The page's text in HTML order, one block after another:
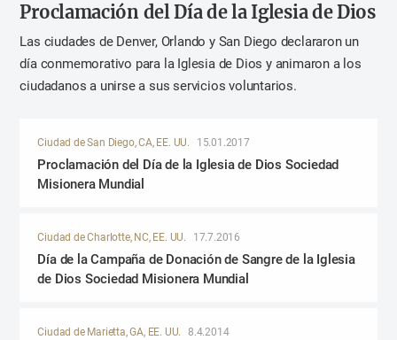
Proclamación del Día de la Iglesia de Dios
Las ciudades de Denver, Orlando y San Diego declararon un
día conmemorativo para la Iglesia de Dios y animaron a los
ciudadanos a unirse a sus servicios voluntarios.
Ciudad de San Diego, CA, EE. UU. 15.01.2017
Proclamación del Día de la Iglesia de Dios Sociedad
Misionera Mundial
Ciudad de Charlotte, NC, EE. UU. 17.7.2016
Día de la Campaña de Donación de Sangre de la Iglesia
de Dios Sociedad Misionera Mundial
Ciudad de Marietta, GA, EE. UU. 8.4.2014